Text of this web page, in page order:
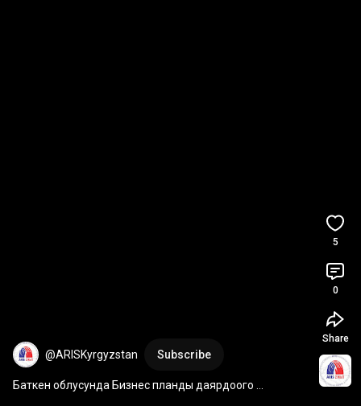
@ARISKyrgyzstan Subscribe
Баткен облусунда Бизнес планды даярдоого
5
0
Share